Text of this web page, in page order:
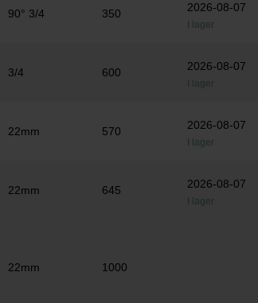
90° 3/4 350 2026-08-07
I lager
3/4 600 2026-08-07
I lager
22mm 570 2026-08-07
I lager
22mm 645 2026-08-07
I lager
22mm 1000